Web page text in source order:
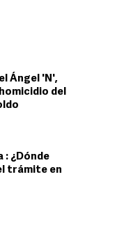
Ángel 'N',
del
: ¿Dónde
trámite en